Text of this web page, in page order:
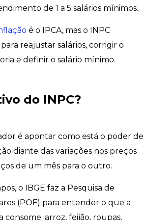
de 1 a 5 salários mínimos.
é o IPCA, mas o INPC
reajustar salários, corrigir o
e definir o salário mínimo.
do INPC?
é apontar como está o poder de
diante das variações nos preços
de um mês para o outro.
o IBGE faz a Pesquisa de
(POF) para entender o que a
consome: arroz, feijão, roupas,